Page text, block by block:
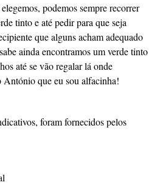
podemos sempre recorrer
tinto e até pedir para que seja
que alguns acham adequado
ainda encontramos um verde tinto
até se vão regalar lá onde
António que eu sou alfacinha!
foram fornecidos pelos